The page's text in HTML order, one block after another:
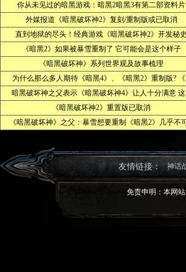
你从未见过的暗黑游戏：暗黑2暗黑3有第二部资料片
外媒报道《暗黑破坏神2》复刻/重制版或已取消
直到地狱的尽头！经典游戏《暗黑破坏神2》开发秘史
《暗黑2》如果被暴雪重制了 它可能会是这个样子
《暗黑破坏神》系列世界观及故事梳理
为什么那么多人期待《暗黑4》、《暗黑2》重制版? 《
暗黑破坏神之父表示《暗黑破坏神4》让人十分满意 这
《暗黑破坏神2》重置版已取消
《暗黑破坏神》之父：暴雪想要重制《暗黑2》几乎不
友情链接： 神话
免责申明：本网